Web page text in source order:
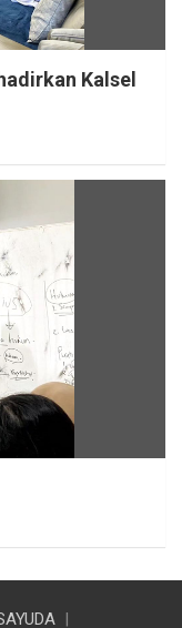
Kalsel